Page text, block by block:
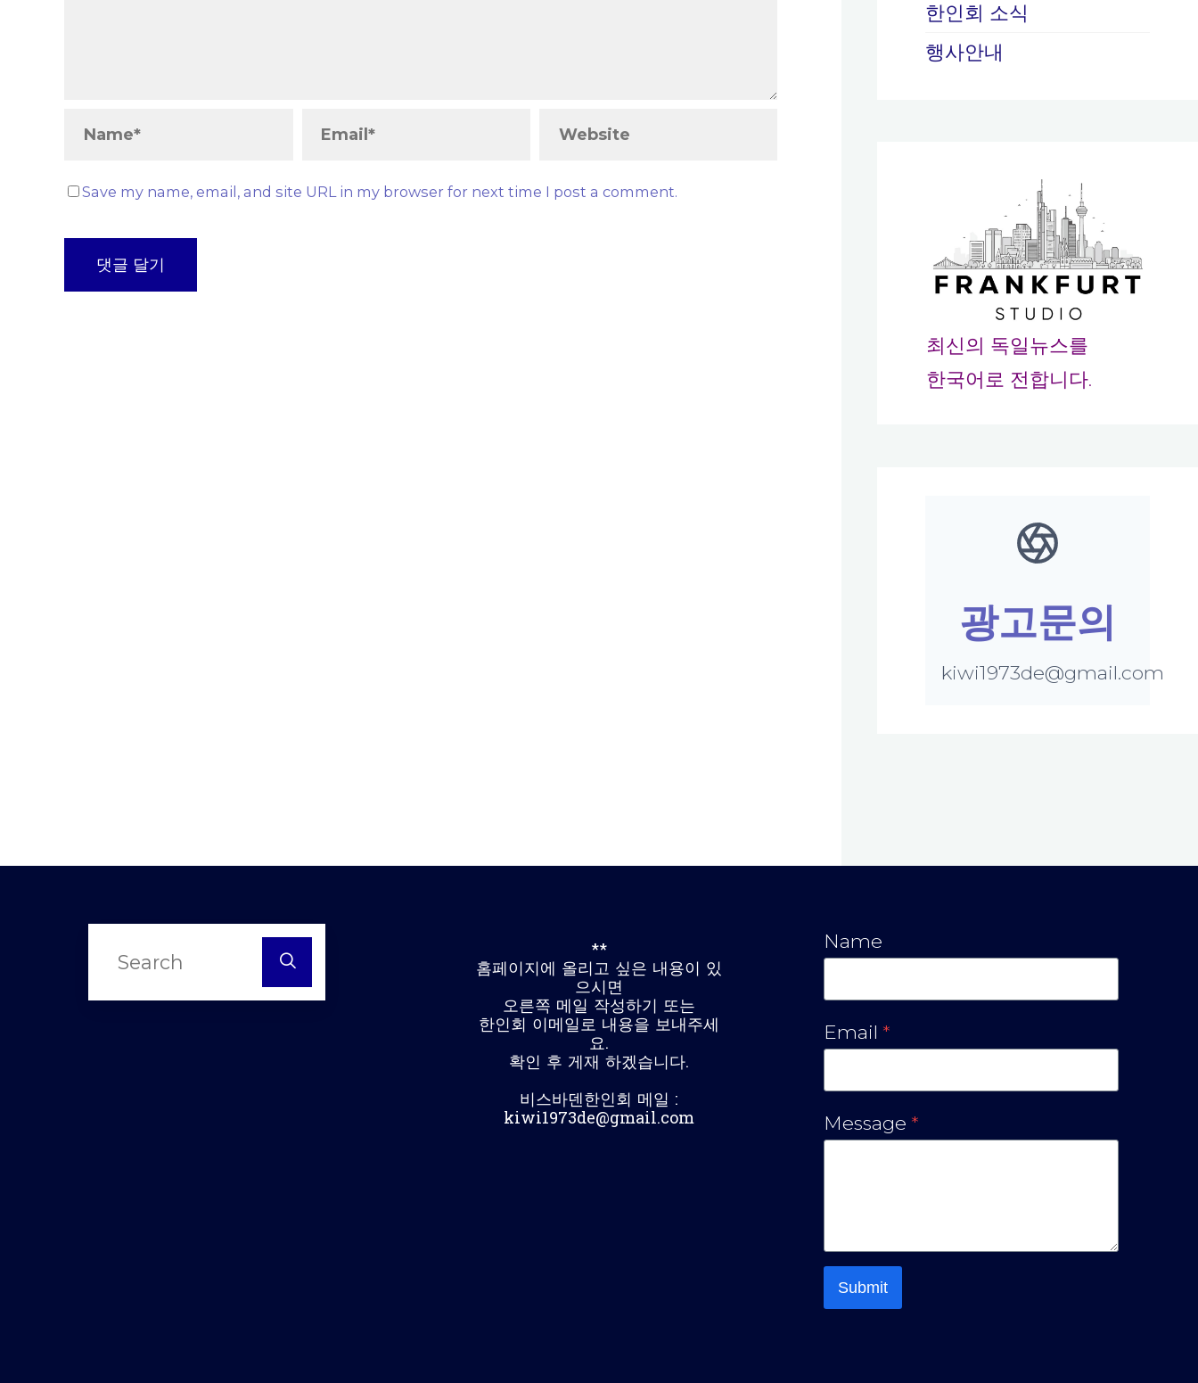
Save my name, email, and site URL in my browser for next time I post a comment.
한인회 소식
행사안내
최신의 독일뉴스를
한국어로 전합니다.
광고문의
kiwi1973de@gmail.com
**
홈페이지에 올리고 싶은 내용이 있
으시면
오른쪽 메일 작성하기 또는
한인회 이메일로 내용을 보내주세
요.
확인 후 게재 하겠습니다.
비스바덴한인회 메일 :
kiwi1973de@gmail.com
Name
Email *
Message *
Submit